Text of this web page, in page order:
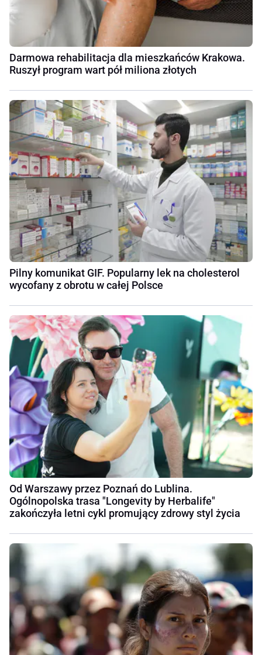
Darmowa rehabilitacja dla mieszkańców Krakowa.
Ruszył program wart pół miliona złotych
Pilny komunikat GIF. Popularny lek na cholesterol
wycofany z obrotu w całej Polsce
Od Warszawy przez Poznań do Lublina.
Ogólnopolska trasa "Longevity by Herbalife"
zakończyła letni cykl promujący zdrowy styl życia